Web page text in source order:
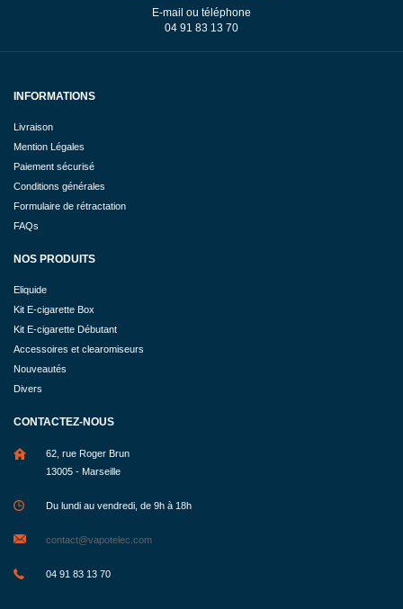
E-mail ou téléphone
04 91 83 13 70
INFORMATIONS
Livraison
Mention Légales
Paiement sécurisé
Conditions générales
Formulaire de rétractation
FAQs
NOS PRODUITS
Eliquide
Kit E-cigarette Box
Kit E-cigarette Débutant
Accessoires et clearomiseurs
Nouveautés
Divers
CONTACTEZ-NOUS
62, rue Roger Brun
13005 - Marseille
Du lundi au vendredi, de 9h à 18h
contact@vapotelec.com
04 91 83 13 70